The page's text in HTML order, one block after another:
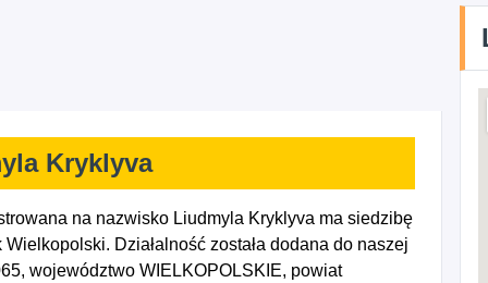
Kryklyva
na nazwisko Liudmyla Kryklyva ma siedzibę
Działalność została dodana do naszej
województwo WIELKOPOLSKIE, powiat